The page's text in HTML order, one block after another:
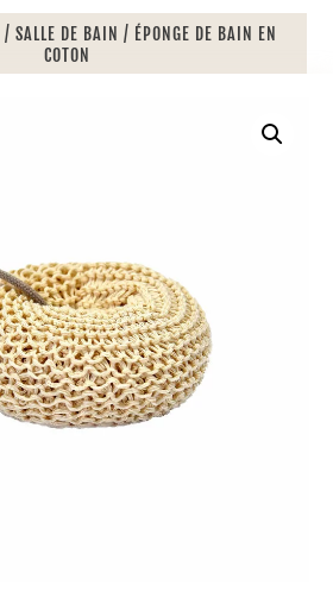
/ SALLE DE BAIN / ÉPONGE DE BAIN EN
COTON